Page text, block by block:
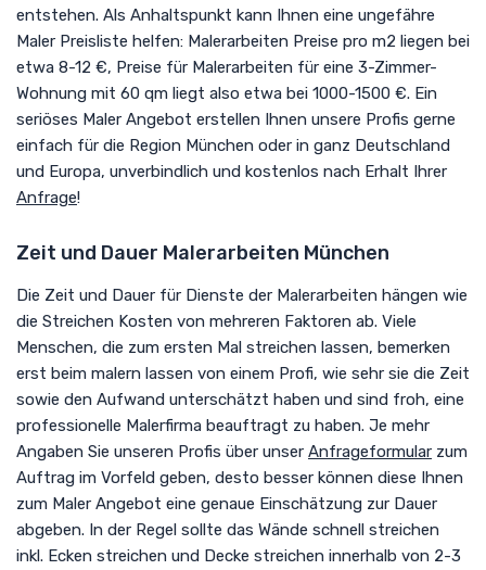
entstehen. Als Anhaltspunkt kann Ihnen eine ungefähre
Maler Preisliste helfen: Malerarbeiten Preise pro m2 liegen bei
etwa 8-12 €, Preise für Malerarbeiten für eine 3-Zimmer-
Wohnung mit 60 qm liegt also etwa bei 1000-1500 €. Ein
seriöses Maler Angebot erstellen Ihnen unsere Profis gerne
einfach für die Region München oder in ganz Deutschland
und Europa, unverbindlich und kostenlos nach Erhalt Ihrer
Anfrage!
Zeit und Dauer Malerarbeiten München
Die Zeit und Dauer für Dienste der Malerarbeiten hängen wie
die Streichen Kosten von mehreren Faktoren ab. Viele
Menschen, die zum ersten Mal streichen lassen, bemerken
erst beim malern lassen von einem Profi, wie sehr sie die Zeit
sowie den Aufwand unterschätzt haben und sind froh, eine
professionelle Malerfirma beauftragt zu haben. Je mehr
Angaben Sie unseren Profis über unser Anfrageformular zum
Auftrag im Vorfeld geben, desto besser können diese Ihnen
zum Maler Angebot eine genaue Einschätzung zur Dauer
abgeben. In der Regel sollte das Wände schnell streichen
inkl. Ecken streichen und Decke streichen innerhalb von 2-3